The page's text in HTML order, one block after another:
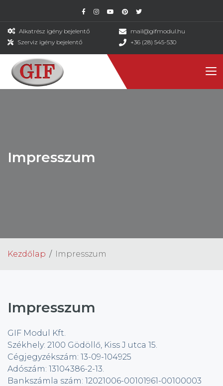
Alkatrész igény bejelentő
Szerviz igény bejelentő
mail@gifmodul.hu
+36 (28) 545-530
Impresszum
Kezdőlap Impresszum
Impresszum
GIF Modul Kft.
Székhely: 2100 Gödöllő, Kiss J utca 15.
Cégjegyzékszám: 13-09-104925
Adószám: 13104386-2-13.
Bankszámla szám: 12021006-00101961-00100003